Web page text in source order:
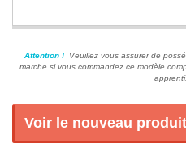
Attention !Veuillez vous assurer de
marche si vous commandez ce modèle
Voir le nouveau produit